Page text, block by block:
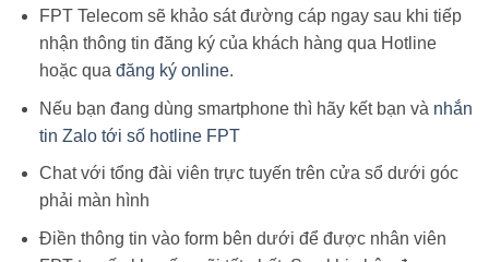
FPT Telecom sẽ khảo sát đường cáp ngay sau khi tiếp
nhận thông tin đăng ký của khách hàng qua Hotline
hoặc qua đăng ký online.
Nếu bạn đang dùng smartphone thì hãy kết bạn và nhắn
tin Zalo tới số hotline FPT
Chat với tổng đài viên trực tuyến trên cửa sổ dưới góc
phải màn hình
Điền thông tin vào form bên dưới để được nhân viên